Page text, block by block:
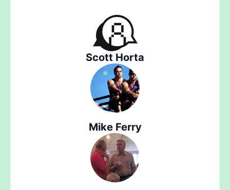
Scott Horta
Mike Ferry